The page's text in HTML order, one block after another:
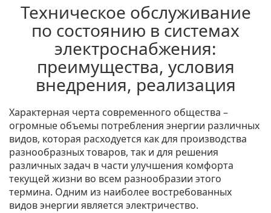
Техническое обслуживание
по состоянию в системах
электроснабжения:
преимущества, условия
внедрения, реализация
Характерная черта современного общества –
огромные объемы потребления энергии различных
видов, которая расходуется как для производства
разнообразных товаров, так и для решения
различных задач в части улучшения комфорта
текущей жизни во всем разнообразии этого
термина. Одним из наиболее востребованных
видов энергии является электричество.